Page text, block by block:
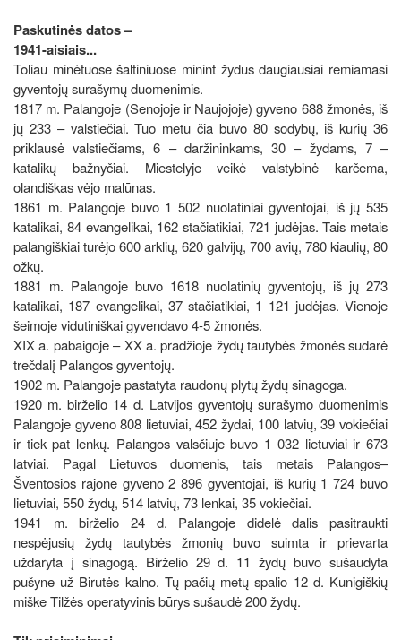
Paskutinės datos –
1941-aisiais...
Toliau minėtuose šaltiniuose minint žydus daugiausiai remiamasi
gyventojų surašymų duomenimis.
1817 m. Palangoje (Senojoje ir Naujojoje) gyveno 688 žmonės, iš
jų 233 – valstiečiai. Tuo metu čia buvo 80 sodybų, iš kurių 36
priklausė valstiečiams, 6 – daržininkams, 30 – žydams, 7 –
katalikų bažnyčiai. Miestelyje veikė valstybinė karčema,
olandiškas vėjo malūnas.
1861 m. Palangoje buvo 1 502 nuolatiniai gyventojai, iš jų 535
katalikai, 84 evangelikai, 162 stačiatikiai, 721 judėjas. Tais metais
palangiškiai turėjo 600 arklių, 620 galvijų, 700 avių, 780 kiaulių, 80
ožkų.
1881 m. Palangoje buvo 1618 nuolatinių gyventojų, iš jų 273
katalikai, 187 evangelikai, 37 stačiatikiai, 1 121 judėjas. Vienoje
šeimoje vidutiniškai gyvendavo 4-5 žmonės.
XIX a. pabaigoje – XX a. pradžioje žydų tautybės žmonės sudarė
trečdalį Palangos gyventojų.
1902 m. Palangoje pastatyta raudonų plytų žydų sinagoga.
1920 m. birželio 14 d. Latvijos gyventojų surašymo duomenimis
Palangoje gyveno 808 lietuviai, 452 žydai, 100 latvių, 39 vokiečiai
ir tiek pat lenkų. Palangos valsčiuje buvo 1 032 lietuviai ir 673
latviai. Pagal Lietuvos duomenis, tais metais Palangos–
Šventosios rajone gyveno 2 896 gyventojai, iš kurių 1 724 buvo
lietuviai, 550 žydų, 514 latvių, 73 lenkai, 35 vokiečiai.
1941 m. birželio 24 d. Palangoje didelė dalis pasitraukti
nespėjusių žydų tautybės žmonių buvo suimta ir prievarta
uždaryta į sinagogą. Birželio 29 d. 11 žydų buvo sušaudyta
pušyne už Birutės kalno. Tų pačių metų spalio 12 d. Kunigiškių
miške Tilžės operatyvinis būrys sušaudė 200 žydų.